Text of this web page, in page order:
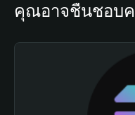
คุณอาจชื่นชอบ